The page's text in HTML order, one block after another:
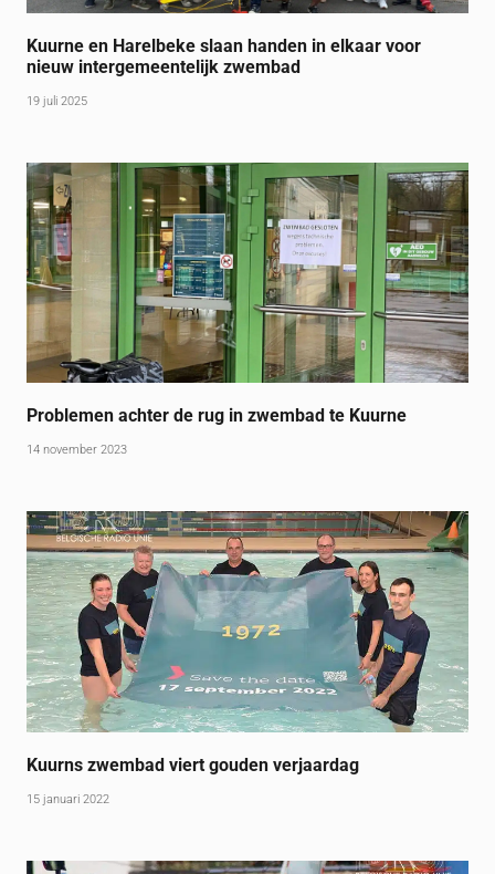
Kuurne en Harelbeke slaan handen in elkaar voor
nieuw intergemeentelijk zwembad
19 juli 2025
Problemen achter de rug in zwembad te Kuurne
14 november 2023
Kuurns zwembad viert gouden verjaardag
15 januari 2022